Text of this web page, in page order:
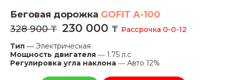
Беговая дорожка GOFIT A-100
328 900 ₸ 230 000 ₸ Рассрочка 0-0-12
Тип ― Электрическая
Мощность двигателя ― 1.75 л.с
Регулировка угла наклона ― Авто 12%